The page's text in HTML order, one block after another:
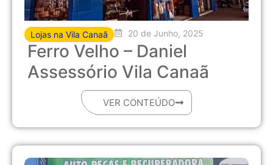
Lojas na Vila Canaã 20 de Junho, 2025
Ferro Velho – Daniel
Assessório Vila Canaã
VER CONTEÚDO